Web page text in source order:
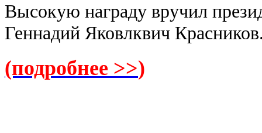
Высокую награду вручил
Геннадий Яковлквич
(подробнее >>)